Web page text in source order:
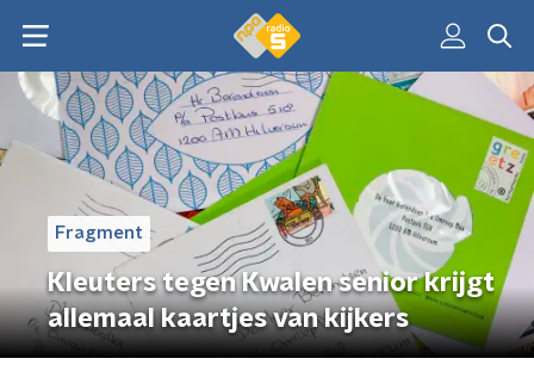
Fragment
Kleuters tegen Kwalen senior krijgt
allemaal kaartjes van kijkers